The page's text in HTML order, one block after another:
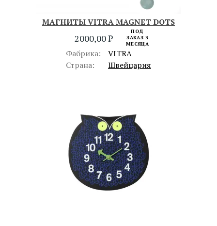
МАГНИТЫ VITRA MAGNET DOTS
2000,00₽
ПОД
ЗАКАЗ 3
МЕСЯЦА
Фабрика:
VITRA
Страна:
Швейцария